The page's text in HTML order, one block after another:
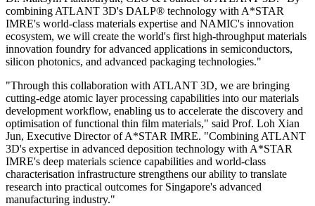
combining ATLANT 3D's DALP® technology with A*STAR
IMRE's world-class materials expertise and NAMIC's innovation
ecosystem, we will create the world's first high-throughput materials
innovation foundry for advanced applications in semiconductors,
silicon photonics, and advanced packaging technologies."
"Through this collaboration with ATLANT 3D, we are bringing
cutting-edge atomic layer processing capabilities into our materials
development workflow, enabling us to accelerate the discovery and
optimisation of functional thin film materials," said Prof. Loh Xian
Jun, Executive Director of A*STAR IMRE. "Combining ATLANT
3D's expertise in advanced deposition technology with A*STAR
IMRE's deep materials science capabilities and world-class
characterisation infrastructure strengthens our ability to translate
research into practical outcomes for Singapore's advanced
manufacturing industry."